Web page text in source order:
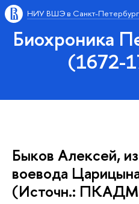
НИУ ВШЭ в Санкт-
Биохроника
(1672-
Быков Алексей,
воевода
(Источн.: